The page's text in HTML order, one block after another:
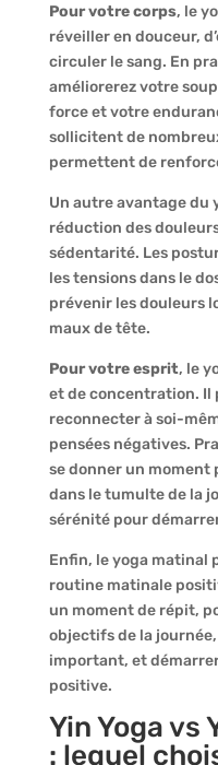
Pour votre corps, le
réveiller en douceur,
circuler le sang. En
améliorerez votre
force et votre
sollicitent de
permettent de
Un autre avantage du
réduction des
sédentarité. Les
les tensions dans le
prévenir les douleurs
maux de tête.
Pour votre esprit, le
et de concentration. Il
reconnecter à soi-
pensées négatives.
se donner un moment
dans le tumulte de la
sérénité pour
Enfin, le yoga matinal
routine matinale
un moment de répit,
objectifs de la
important, et
positive.
Yin Yoga vs
: lequel